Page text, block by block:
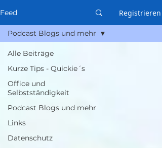
Feed Registrieren
Alle Beiträge
Kurze Tips - Quickie´s
Office und
Selbstständigkeit
Podcast Blogs und mehr
Links
Datenschutz
Podcast Blogs und mehr